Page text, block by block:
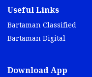
Useful Links
Bartaman Classified
Bartaman Digital
Download App